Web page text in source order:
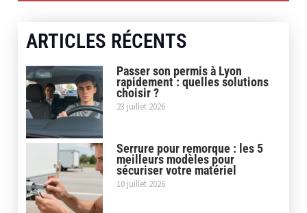
ARTICLES RÉCENTS
Passer son permis à Lyon
rapidement : quelles solutions
choisir ?
23 juillet 2026
Serrure pour remorque : les 5
meilleurs modèles pour
sécuriser votre matériel
10 juillet 2026